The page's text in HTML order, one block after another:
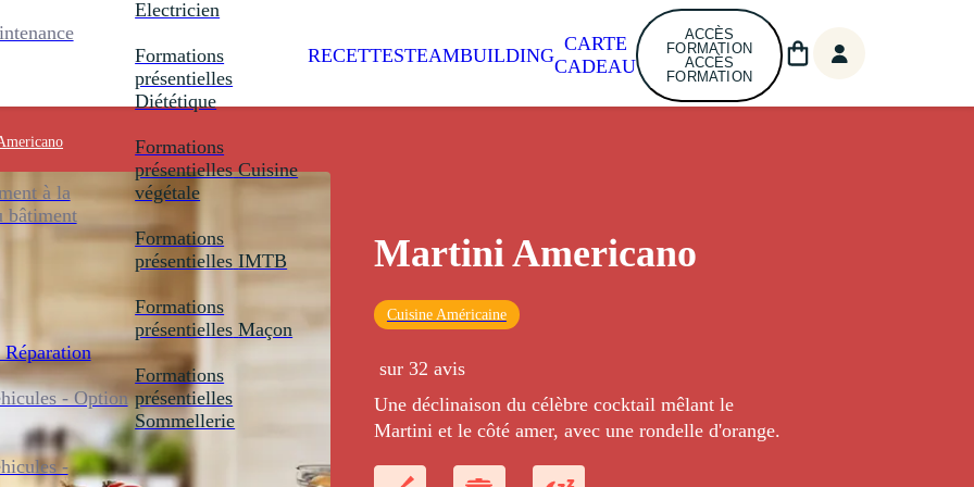
à la
bâtiment
- Option
-
Electricien
Formations
présentielles
Diététique
Formations
présentielles Cuisine
végétale
Formations
présentielles IMTB
Formations
présentielles Maçon
Formations
présentielles
Sommellerie
RECETTESTEAMBUILDING
CARTE
CADEAU
ACCÈS
FORMATION
ACCÈS
FORMATION
Martini Americano
Cuisine Américaine
sur 32 avis
Une déclinaison du célèbre cocktail mêlant le
Martini et le côté amer, avec une rondelle d'orange.